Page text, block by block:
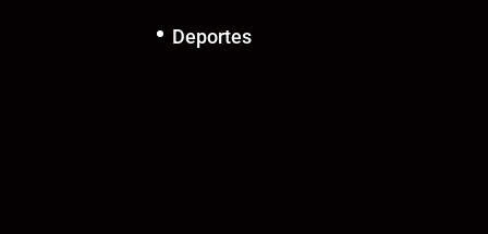
Deportes